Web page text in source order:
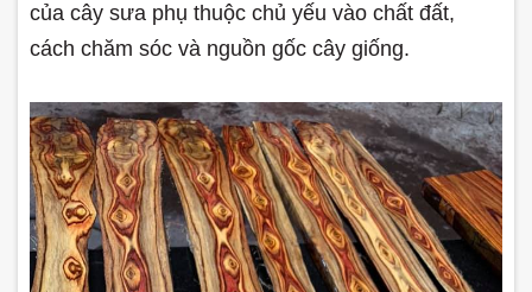
của cây sưa phụ thuộc chủ yếu vào chất đất,
cách chăm sóc và nguồn gốc cây giống.